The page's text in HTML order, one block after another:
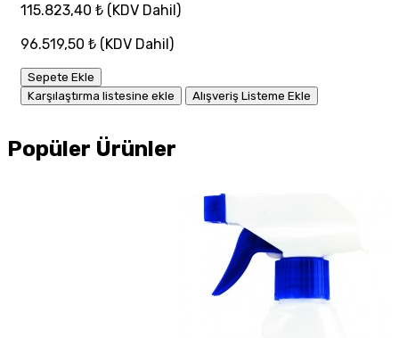
115.823,40 ₺ (KDV Dahil)
96.519,50 ₺ (KDV Dahil)
Sepete Ekle
Karşılaştırma listesine ekle
Alışveriş Listeme Ekle
Popüler Ürünler